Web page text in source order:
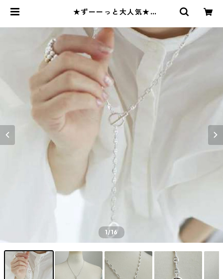
★ずーーっと大人気★
hain Necklace C41012029 | Bl
ueOnion
1/16